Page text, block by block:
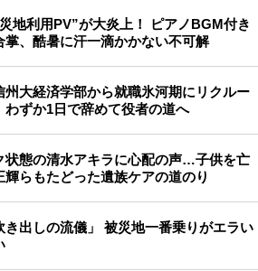
地利用PV”が大炎上！ ピアノBGM付き
掌、酷暑に汗一滴かかない不可解
州大経済学部から就職氷河期にリクルー
わずか1日で辞めて役者の道へ
状態の清水アキラに心配の声…子供を亡
輝らもたどった遺族ケアの道のり
き出しの流儀」 被災地一番乗りがエラい